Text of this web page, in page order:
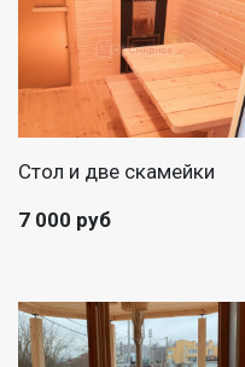
Стол и две скамейки
7 000 руб